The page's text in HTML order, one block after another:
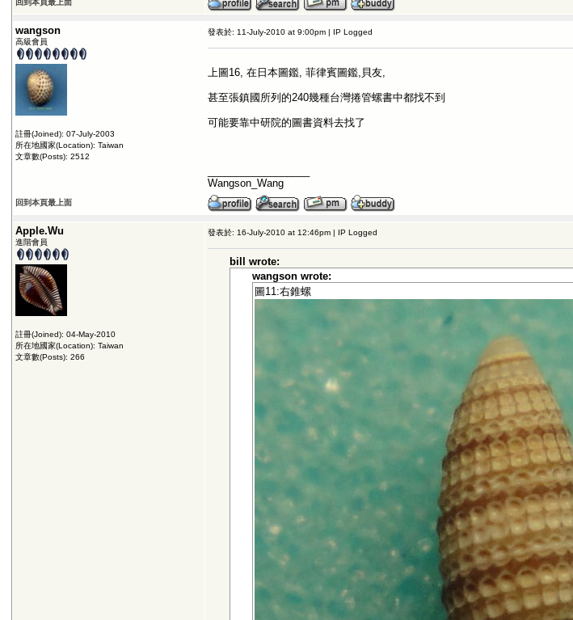
回到本頁最上面
wangson
高級會員
註冊(Joined): 07-July-2003
所在地國家(Location): Taiwan
文章數(Posts): 2512
發表於: 11-July-2010 at 9:00pm | IP Logged
上圖16, 在日本圖鑑, 菲律賓圖鑑,貝友,
甚至張鎮國所列的240幾種台灣捲管螺書中都找不到
可能要靠中研院的圖書資料去找了
Wangson_Wang
回到本頁最上面
Apple.Wu
進階會員
註冊(Joined): 04-May-2010
所在地國家(Location): Taiwan
文章數(Posts): 266
發表於: 16-July-2010 at 12:46pm | IP Logged
bill wrote:
wangson wrote:
圖11:右錐螺